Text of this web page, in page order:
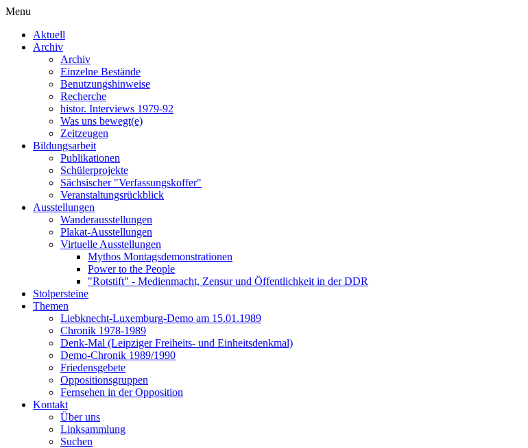
Menu
Aktuell
Archiv
Archiv
Einzelne Bestände
Benutzungshinweise
Recherche
histor. Interviews 1979-92
Was uns bewegt(e)
Zeitzeugen
Bildungsarbeit
Publikationen
Schülerprojekte
Sächsischer "Verfassungskoffer"
Veranstaltungsrückblick
Ausstellungen
Wanderausstellungen
Plakat-Ausstellungen
Virtuelle Ausstellungen
Mythos Montagsdemonstrationen
Power to the People
"Rotstift" - Medienmacht, Zensur und Öffentlichkeit in der DDR
Stolpersteine
Themen
Liebknecht-Luxemburg-Demo am 15.01.1989
Chronik 1978-1989
Denk-Mal (Leipziger Freiheits- und Einheitsdenkmal)
Demo-Chronik 1989/1990
Friedensgebete
Oppositionsgruppen
Fernsehen in der Opposition
Kontakt
Über uns
Linksammlung
Suchen